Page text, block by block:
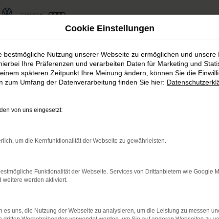
– die preisgünstige
Autohaus Rudolph schauen für Sie genau hin
so sicher, dass Ihr Fahrzeug einwandfrei
Gebrauchte, die noch einige Jahre Mobilität in
Stöbern Sie in unserem Sortiment oder
profitieren Sie von unserem
Network Error
ist ein Fehler aufgetreten.
Cookie Einstellungen
bestmögliche Nutzung unserer Webseite zu ermöglichen und unsere
Ihre Präferenzen und verarbeiten Daten für Marketing und
späteren Zeitpunkt Ihre Meinung ändern, können Sie die
zum Umfang der Datenverarbeitung finden Sie hier:
von uns eingesetzt:
um die Kernfunktionalität der Webseite zu gewährleisten.
Funktionalität der Webseite. Services von Drittanbietern wie Google
weitere werden aktiviert.
es uns, die Nutzung der Webseite zu analysieren, um die Leistung zu messen